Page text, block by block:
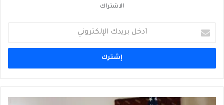
الاشتراك
بريدك
الإلكتروني